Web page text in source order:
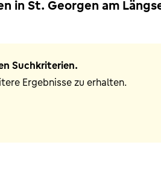
in St. Georgen am
Suchkriterien.
Ergebnisse zu erhalten.